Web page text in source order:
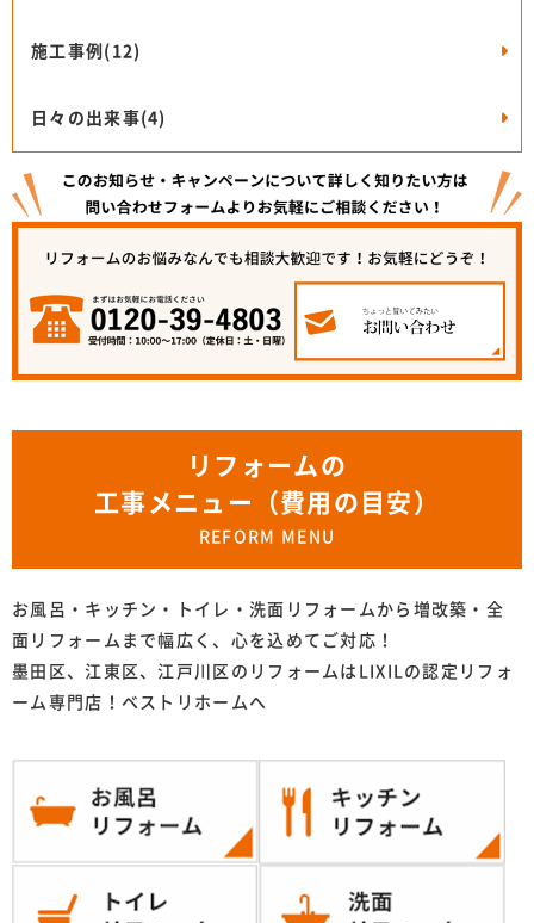
施工事例(12)
日々の出来事(4)
リフォームの
工事メニュー（費用の目安）
REFORM MENU
お風呂・キッチン・トイレ・洗面リフォームから増改築・全
面リフォームまで幅広く、心を込めてご対応！
墨田区、江東区、江戸川区のリフォームはLIXILの認定リフォ
ーム専門店！ベストリホームへ